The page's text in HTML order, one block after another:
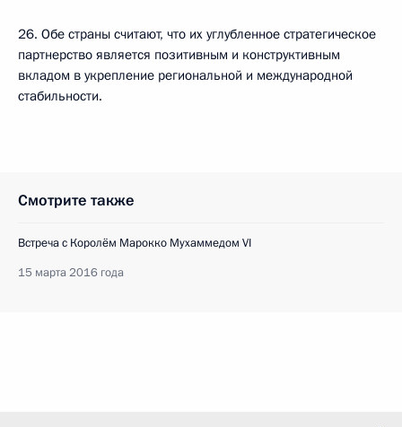
26. Обе страны считают, что их углубленное стратегическое
партнерство является позитивным и конструктивным
вкладом в укрепление региональной и международной
стабильности.
Смотрите также
Встреча с Королём Марокко Мухаммедом VI
15 марта 2016 года